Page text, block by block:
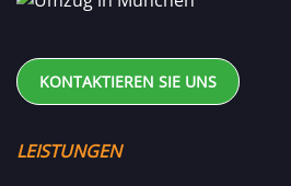
KONTAKTIEREN SIE UNS
LEISTUNGEN